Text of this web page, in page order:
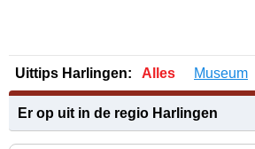
Uittips Harlingen: Alles Museum
Er op uit in de regio Harlingen